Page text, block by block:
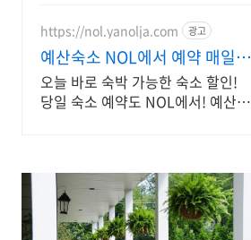
https://nol.yanolja.com 광고
예산숙소 NOL에서 예약 매일
NOL DRAW 추첨!
오늘 바로 숙박 가능한 숙소 할인!
당일 숙소 예약도 NOL에서! 예산숙